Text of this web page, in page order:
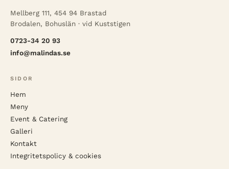
Mellberg 111, 454 94 Brastad
Brodalen, Bohuslän · vid Kuststigen
0723-34 20 93
info@malindas.se
SIDOR
Hem
Meny
Event & Catering
Galleri
Kontakt
Integritetspolicy & cookies